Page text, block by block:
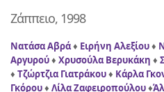
Ζάππειο, 1998
Νατάσα Αβρά♦ Ειρήνη Αλεξίου♦
Αργυρού♦ Χρυσούλα Βερυκάκη ♦
♦ Τζώρτζια Γιατράκου♦ Κάρλα
Γκόρου♦ Λίλα Ζαφειροπούλου♦